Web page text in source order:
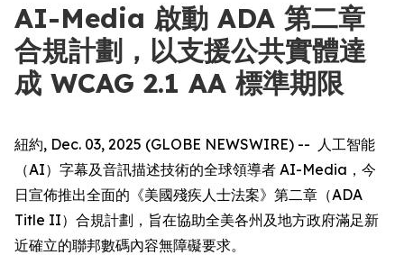
AI-Media 啟動 ADA 第二章
合規計劃，以支援公共實體達
成 WCAG 2.1 AA 標準期限
紐約, Dec. 03, 2025 (GLOBE NEWSWIRE) -- 人工智能
（AI）字幕及音訊描述技術的全球領導者 AI-Media，今
日宣佈推出全面的《美國殘疾人士法案》第二章（ADA
Title II）合規計劃，旨在協助全美各州及地方政府滿足新
近確立的聯邦數碼內容無障礙要求。